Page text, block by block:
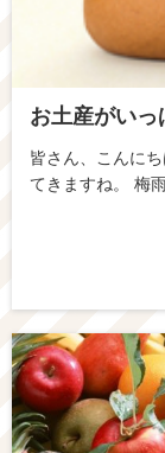
お土産がいっ
皆さん、こんに
てきますね。 梅